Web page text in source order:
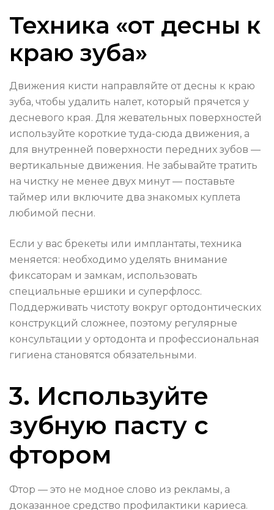
Техника «от десны к
краю зуба»
Движения кисти направляйте от десны к краю
зуба, чтобы удалить налет, который прячется у
десневого края. Для жевательных поверхностей
используйте короткие туда-сюда движения, а
для внутренней поверхности передних зубов —
вертикальные движения. Не забывайте тратить
на чистку не менее двух минут — поставьте
таймер или включите два знакомых куплета
любимой песни.
Если у вас брекеты или имплантаты, техника
меняется: необходимо уделять внимание
фиксаторам и замкам, использовать
специальные ершики и суперфлосс.
Поддерживать чистоту вокруг ортодонтических
конструкций сложнее, поэтому регулярные
консультации у ортодонта и профессиональная
гигиена становятся обязательными.
3. Используйте
зубную пасту с
фтором
Фтор — это не модное слово из рекламы, а
доказанное средство профилактики кариеса.